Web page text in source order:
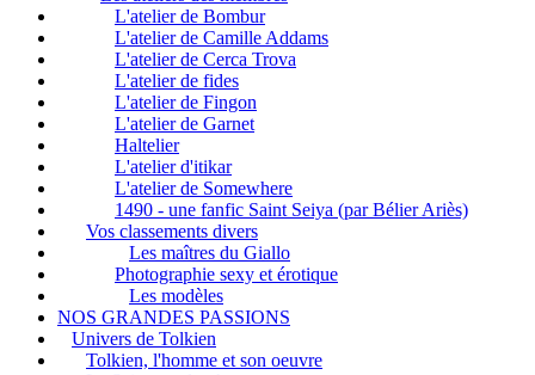
L'atelier de Bombur
L'atelier de Camille Addams
L'atelier de Cerca Trova
L'atelier de fides
L'atelier de Fingon
L'atelier de Garnet
Haltelier
L'atelier d'itikar
L'atelier de Somewhere
1490 - une fanfic Saint Seiya (par Bélier Ariès)
Vos classements divers
Les maîtres du Giallo
Photographie sexy et érotique
Les modèles
NOS GRANDES PASSIONS
Univers de Tolkien
Tolkien, l'homme et son oeuvre